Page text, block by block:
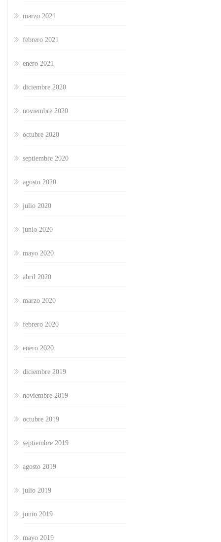
marzo 2021
febrero 2021
enero 2021
diciembre 2020
noviembre 2020
octubre 2020
septiembre 2020
agosto 2020
julio 2020
junio 2020
mayo 2020
abril 2020
marzo 2020
febrero 2020
enero 2020
diciembre 2019
noviembre 2019
octubre 2019
septiembre 2019
agosto 2019
julio 2019
junio 2019
mayo 2019